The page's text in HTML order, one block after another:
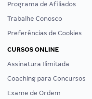
Programa de Afiliados
Trabalhe Conosco
Preferências de Cookies
CURSOS ONLINE
Assinatura Ilimitada
Coaching para Concursos
Exame de Ordem